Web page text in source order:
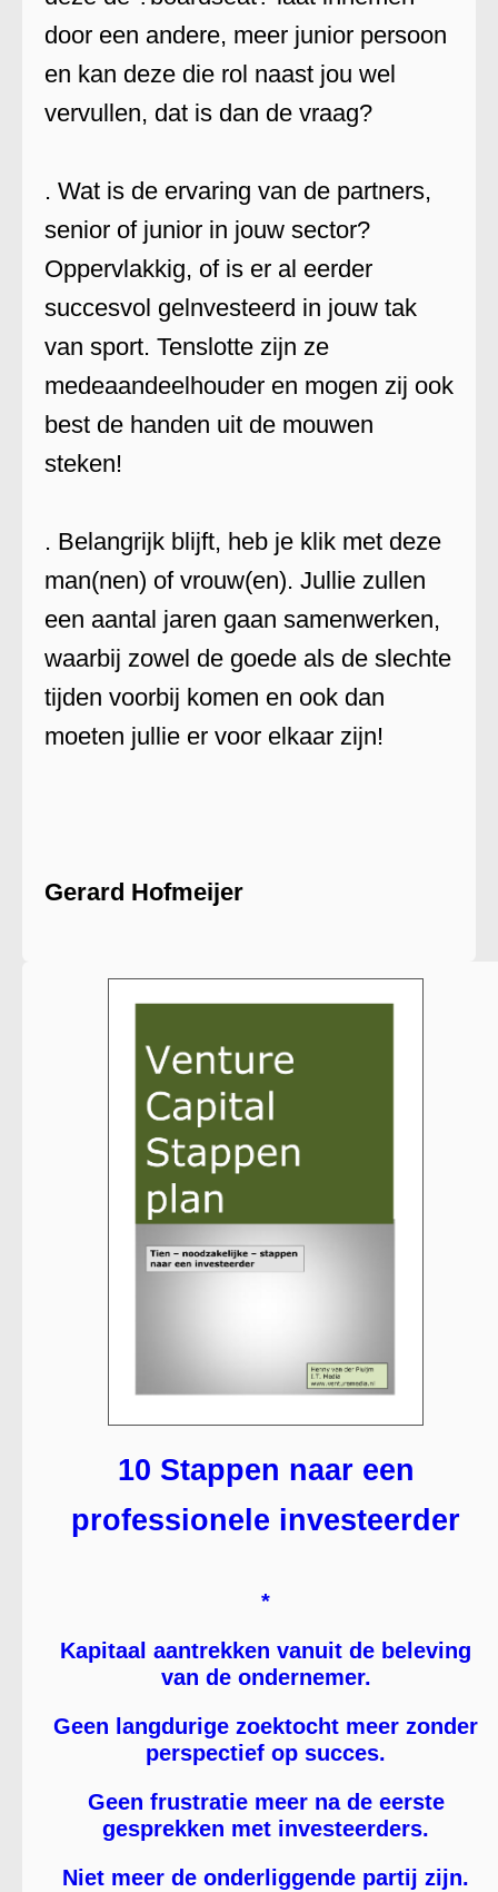
door een andere, meer junior persoon
en kan deze die rol naast jou wel
vervullen, dat is dan de vraag?
. Wat is de ervaring van de partners,
senior of junior in jouw sector?
Oppervlakkig, of is er al eerder
succesvol gelnvesteerd in jouw tak
van sport. Tenslotte zijn ze
medeaandeelhouder en mogen zij ook
best de handen uit de mouwen
steken!
. Belangrijk blijft, heb je klik met deze
man(nen) of vrouw(en). Jullie zullen
een aantal jaren gaan samenwerken,
waarbij zowel de goede als de slechte
tijden voorbij komen en ook dan
moeten jullie er voor elkaar zijn!
Gerard Hofmeijer
10 Stappen naar een
professionele investeerder
*
Kapitaal aantrekken vanuit de beleving
van de ondernemer.
Geen langdurige zoektocht meer zonder
perspectief op succes.
Geen frustratie meer na de eerste
gesprekken met investeerders.
Niet meer de onderliggende partij zijn.